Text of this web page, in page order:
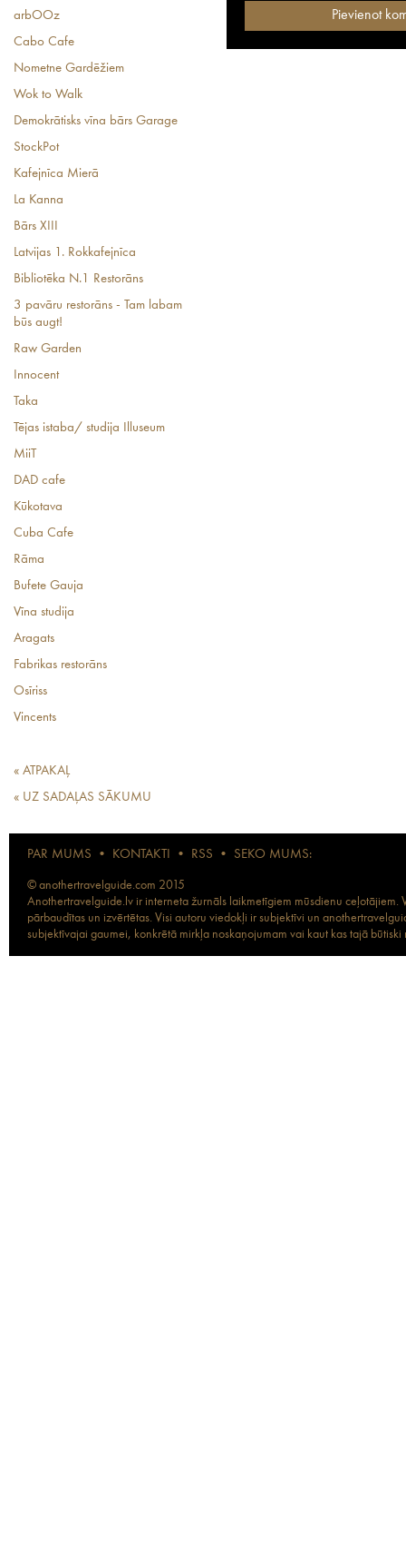
arbOOz
Cabo Cafe
Nometne Gardēžiem
Wok to Walk
Demokrātisks vīna bārs Garage
StockPot
Kafejnīca Mierā
La Kanna
Bārs XIII
Latvijas 1. Rokkafejnīca
Bibliotēka N.1 Restorāns
3 pavāru restorāns - Tam labam
būs augt!
Raw Garden
Innocent
Taka
Tējas istaba/ studija Illuseum
MiiT
DAD cafe
Kūkotava
Cuba Cafe
Rāma
Bufete Gauja
Vīna studija
Aragats
Fabrikas restorāns
Osīriss
Vincents
« ATPAKAĻ
« UZ SADAĻAS SĀKUMU
PAR MUMS • KONTAKTI • RSS • SEKO MUMS:
© anothertravelguide.com 2015
Anothertravelguide.lv ir interneta žurnāls laikmetīgiem mūsdienu
pārbaudītas un izvērtētas. Visi autoru viedokļi ir subjektīvi un
subjektīvajai gaumei, konkrētā mirkļa noskaņojumam vai kaut kas tajā